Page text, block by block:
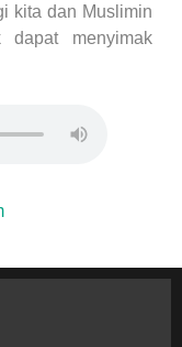
kita dan Muslimin
dapat menyimak